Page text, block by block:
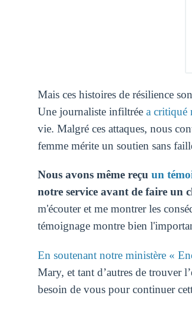
Mais ces histoires de résilience
Une journaliste infiltrée a critiqué
vie. Malgré ces attaques, nous
femme mérite un soutien sans
Nous avons même reçu un
notre service avant de faire un
m'écouter et me montrer les
témoignage montre bien
En soutenant notre ministère «
Mary, et tant d’autres de trouver
besoin de vous pour continuer